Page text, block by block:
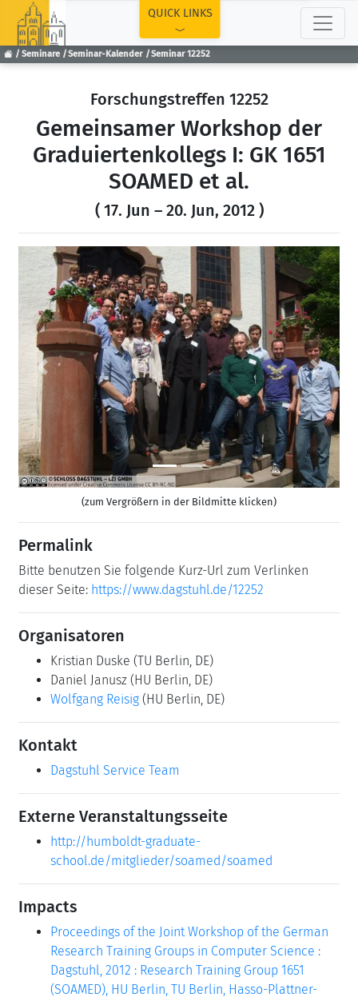
Seminare Seminar-Kalender Seminar 12252
QUICK LINKS
Forschungstreffen 12252
Gemeinsamer Workshop der
Graduiertenkollegs I: GK 1651
SOAMED et al.
( 17. Jun – 20. Jun, 2012 )
Previous Next
(zum Vergrößern in der Bildmitte klicken)
Permalink
Bitte benutzen Sie folgende Kurz-Url zum Verlinken
dieser Seite: https://www.dagstuhl.de/12252
Organisatoren
Kristian Duske (TU Berlin, DE)
Daniel Janusz (HU Berlin, DE)
Wolfgang Reisig (HU Berlin, DE)
Kontakt
Dagstuhl Service Team
Externe Veranstaltungsseite
http://humboldt-graduate-
school.de/mitglieder/soamed/soamed
Impacts
Proceedings of the Joint Workshop of the German
Research Training Groups in Computer Science :
Dagstuhl, 2012 : Research Training Group 1651
(SOAMED), HU Berlin, TU Berlin, Hasso-Plattner-